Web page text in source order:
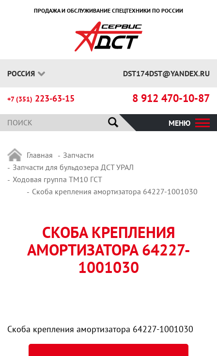
ПРОДАЖА И ОБСЛУЖИВАНИЕ СПЕЦТЕХНИКИ ПО РОССИИ
РОССИЯ DST174DST@YANDEX.RU
+7 (351) 223-63-15 8 912 470-10-87
МЕНЮ
Главная
Запчасти
Запчасти для бульдозера ДСТ УРАЛ
Ходовая группа ТМ10 ГСТ
Скоба крепления амортизатора 64227-1001030
СКОБА КРЕПЛЕНИЯ
АМОРТИЗАТОРА 64227-
1001030
Скоба крепления амортизатора 64227-1001030